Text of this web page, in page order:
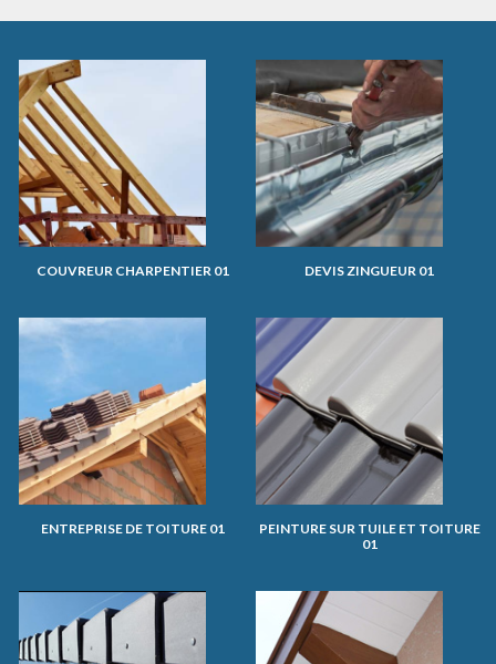
COUVREUR CHARPENTIER 01 DEVIS ZINGUEUR 01
ENTREPRISE DE TOITURE 01
PEINTURE SUR TUILE ET TOITURE
01